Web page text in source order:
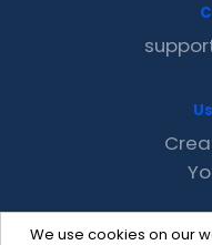
We use cookies on our